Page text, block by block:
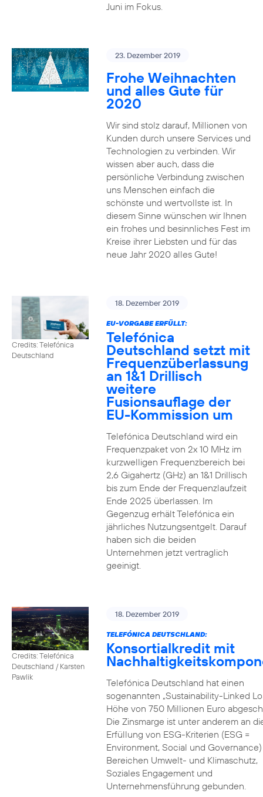
Juni im Fokus.
23. Dezember 2019
Frohe Weihnachten
und alles Gute für
2020
Wir sind stolz darauf, Millionen von
Kunden durch unsere Services und
Technologien zu verbinden. Wir
wissen aber auch, dass die
persönliche Verbindung zwischen
uns Menschen einfach die
schönste und wertvollste ist. In
diesem Sinne wünschen wir Ihnen
ein frohes und besinnliches Fest im
Kreise ihrer Liebsten und für das
neue Jahr 2020 alles Gute!
Credits: Telefónica
Deutschland
18. Dezember 2019
EU-VORGABE ERFÜLLT:
Telefónica
Deutschland setzt mit
Frequenzüberlassung
an 1&1 Drillisch
weitere
Fusionsauflage der
EU-Kommission um
Telefónica Deutschland wird ein
Frequenzpaket von 2x 10 MHz im
kurzwelligen Frequenzbereich bei
2,6 Gigahertz (GHz) an 1&1 Drillisch
bis zum Ende der Frequenzlaufzeit
Ende 2025 überlassen. Im
Gegenzug erhält Telefónica ein
jährliches Nutzungsentgelt. Darauf
haben sich die beiden
Unternehmen jetzt vertraglich
geeinigt.
Credits: Telefónica
Deutschland / Karsten
Pawlik
18. Dezember 2019
TELEFÓNICA DEUTSCHLAND:
Konsortialkredit mit
Telefónica Deutschland hat einen
sogenannten „Sustainability-Linked
Höhe von 750 Millionen Euro
Die Zinsmarge ist unter anderem an
Erfüllung von ESG-Kriterien (ESG =
Environment, Social und
Bereichen Umwelt- und Klimaschutz,
Soziales Engagement und
Unternehmensführung gebunden.